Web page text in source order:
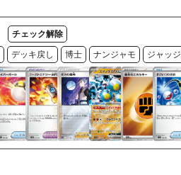
チェック解除
デッキ戻し 博士 ナンジャモ ジャッ